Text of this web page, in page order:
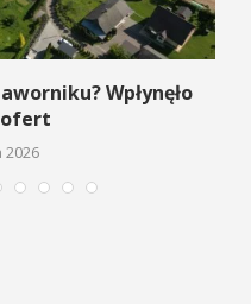
Wpłynęło
ofert
2026